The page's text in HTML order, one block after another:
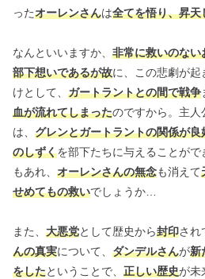
ったオーレンさんは全てを悟り、昇天
なんといいますか、 非常に救いのない
部下想いであるが故に、この悲劇が
けとして、 ガートラントとの間で戦争
血が流れてしまったのですから。主人
は、 グレンとガートラントの関係が良
のしずくを部下たちに与えることが
もあれ、 オーレンさんの無念も消えて
せめてもの救いでしょうか…
また、 大悪党として歴史から封印され
んの真実について、 ダンデルさんが新
をしたということで、 正しい歴史が未